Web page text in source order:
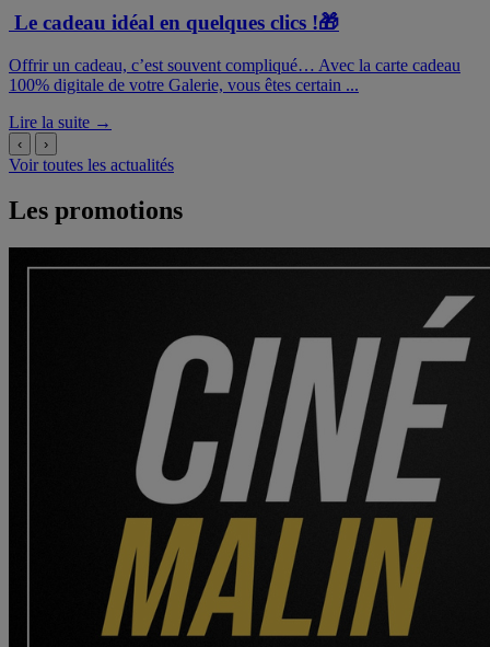
Le cadeau idéal en quelques clics !🎁
Offrir un cadeau, c’est souvent compliqué… Avec la carte cadeau
100% digitale de votre Galerie, vous êtes certain ...
Lire la suite →
‹ ›
Voir toutes les actualités
Les promotions